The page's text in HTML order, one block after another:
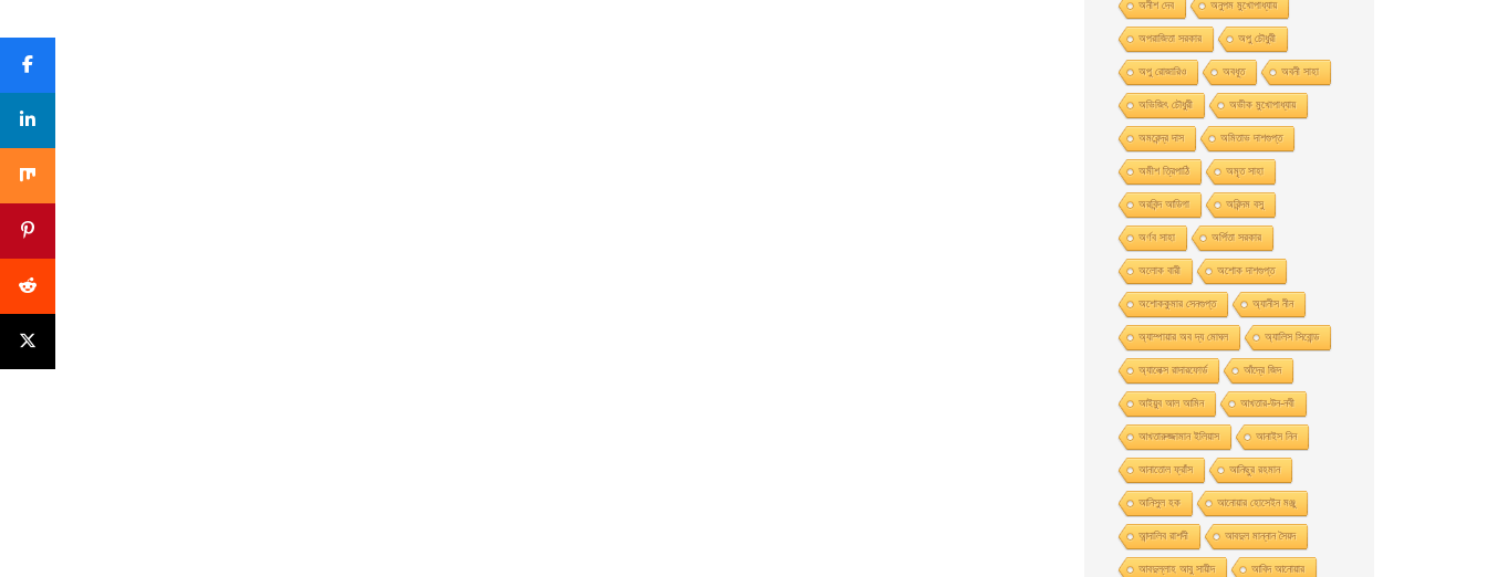
অনীশ দেব অনুপম মুখোপাধ্যায়
অপরাজিতা সরকার অপু চৌধুরী
অপু রােজারিও অবধূত অবনী সাহা
অভিজিৎ চৌধুরী অভীক মুখোপাধ্যায়
অমরেন্দ্র দাস অমিতাভ দাশগুপ্ত
অমীশ ত্রিপাঠি অমৃত সাহা
অরবিন্দ আডিগা অরিন্দম বসু
অর্ণব সাহা অর্পিতা সরকার
অলোক বারী অশােক দাশগুপ্ত
অশোককুমার সেনগুপ্ত অ্যানীস নীন
অ্যাম্পায়ার অব দ্য মােঘল অ্যালিস সিবােন্ড
অ্যালেক্স রাদারফোর্ড আঁদ্রে জিদ
আইয়ুব আল আমিন আখতার-উন-নবী
আখতারুজ্জামান ইলিয়াস আনাইস নিন
আনাতােল ফ্রাঁস আনিছুর রহমান
আনিসুল হক আনোয়ার হোসেইন মঞ্জু
আন্দালিব রাশদী আবদুল মান্নান সৈয়দ
আবদুল্লাহ আবু সায়ীদ আবিদ আনোয়ার